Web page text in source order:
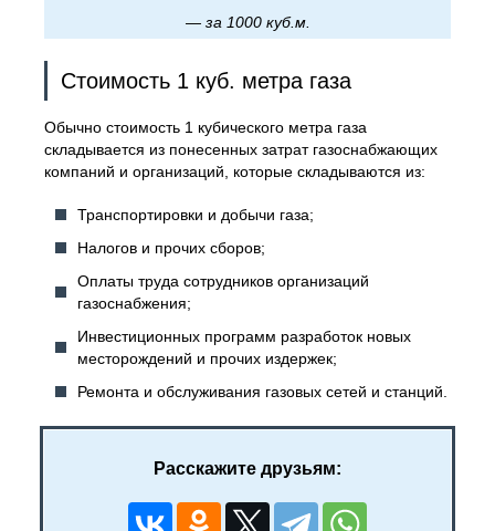
— за 1000 куб.м.
Стоимость 1 куб. метра газа
Обычно стоимость 1 кубического метра газа
складывается из понесенных затрат газоснабжающих
компаний и организаций, которые складываются из:
Транспортировки и добычи газа;
Налогов и прочих сборов;
Оплаты труда сотрудников организаций
газоснабжения;
Инвестиционных программ разработок новых
месторождений и прочих издержек;
Ремонта и обслуживания газовых сетей и станций.
Расскажите друзьям: